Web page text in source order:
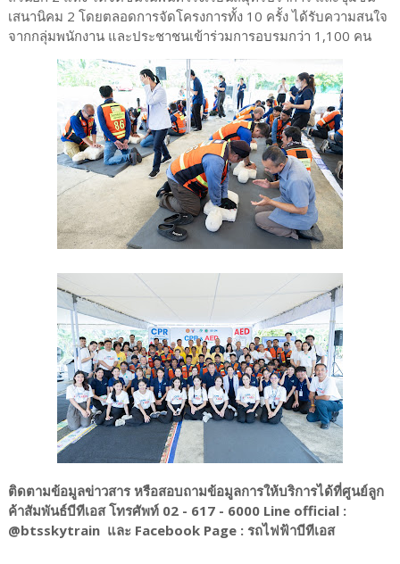
เสนานิคม 2 โดยตลอดการจัดโครงการทั้ง 10 ครั้ง ได้รับความสนใจ
จากกลุ่มพนักงาน และประชาชนเข้าร่วมการอบรมกว่า 1,100 คน
ติดตามข้อมูลข่าวสาร หรือสอบถามข้อมูลการให้บริการได้ที่ศูนย์ลูก
ค้าสัมพันธ์บีทีเอส โทรศัพท์ 02 - 617 - 6000 Line official :
@btsskytrain และ Facebook Page : รถไฟฟ้าบีทีเอส